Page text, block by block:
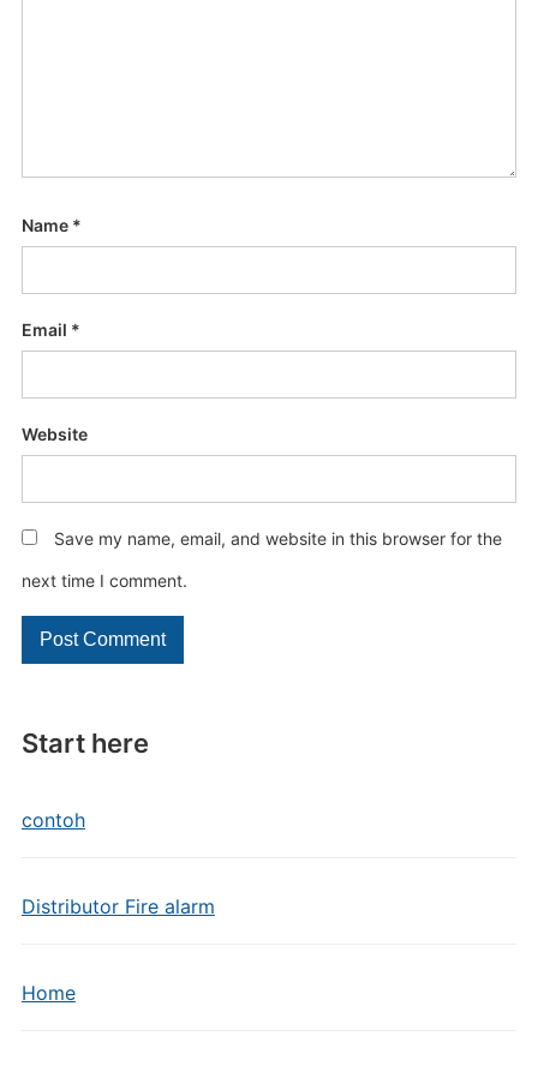
Start here
contoh
Distributor Fire alarm
Home
Name *
Email *
Website
Save my name, email, and website in this browser for the
next time I comment.